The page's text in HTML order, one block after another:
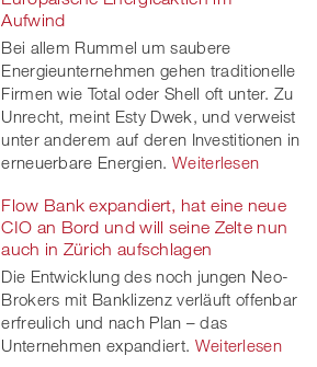
Aufwind
Bei allem Rummel um saubere
Energieunternehmen gehen traditionelle
Firmen wie Total oder Shell oft unter. Zu
Unrecht, meint Esty Dwek, und verweist
unter anderem auf deren Investitionen in
erneuerbare Energien. Weiterlesen
Flow Bank expandiert, hat eine neue
CIO an Bord und will seine Zelte nun
auch in Zürich aufschlagen
Die Entwicklung des noch jungen Neo-
Brokers mit Banklizenz verläuft offenbar
erfreulich und nach Plan – das
Unternehmen expandiert. Weiterlesen